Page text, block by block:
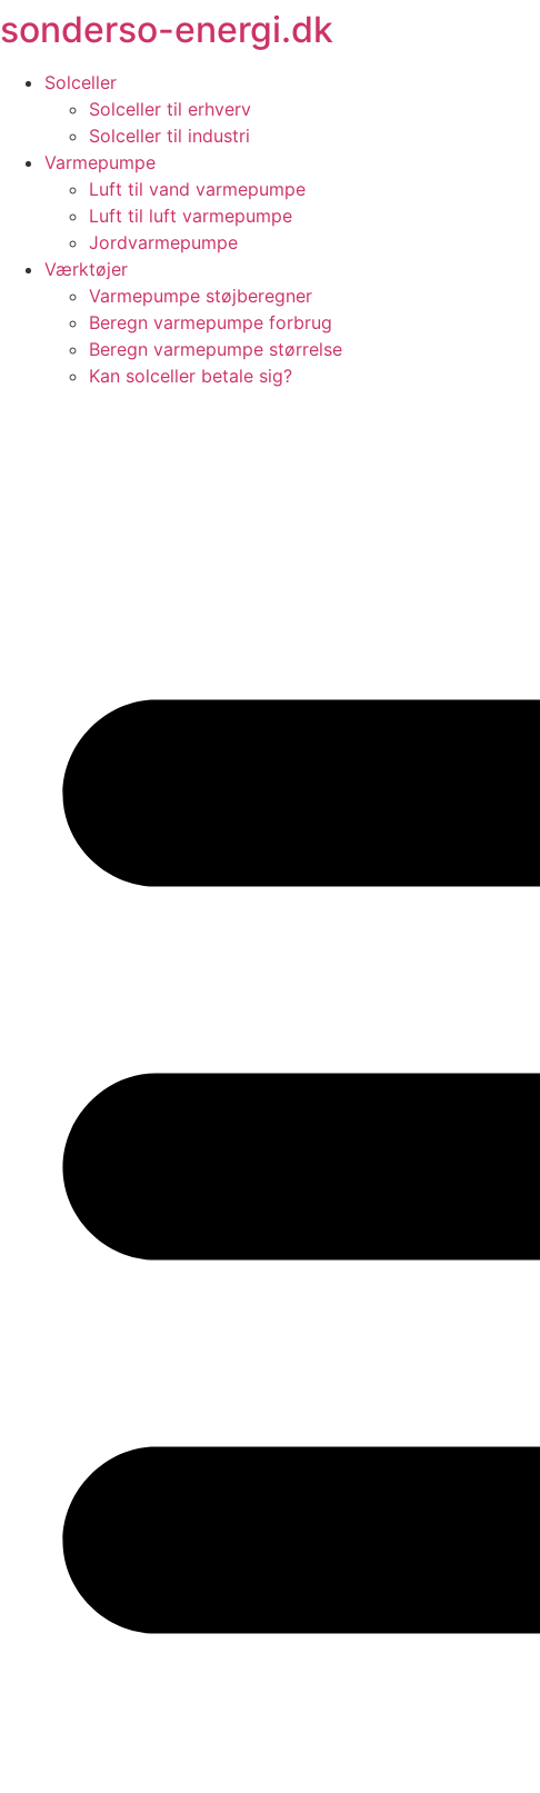
Videre
til
indhold
sonderso-energi.dk
Solceller
Solceller til erhverv
Solceller til industri
Varmepumpe
Luft til vand varmepumpe
Luft til luft varmepumpe
Jordvarmepumpe
Værktøjer
Varmepumpe støjberegner
Beregn varmepumpe forbrug
Beregn varmepumpe størrelse
Kan solceller betale sig?